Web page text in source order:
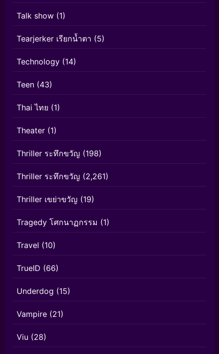
Talk show (1)
Tearjerker เรียกน้ำตา (5)
Technology (14)
Teen (43)
Thai ไทย (1)
Theater (1)
Thriller ระทึกขวัญ (198)
Thriller ระทึกขวัญ (2,261)
Thriller เขย่าขวัญ (19)
Tragedy โศกนาฏกรรม (1)
Travel (10)
TrueID (66)
Underdog (15)
Vampire (21)
Viu (28)